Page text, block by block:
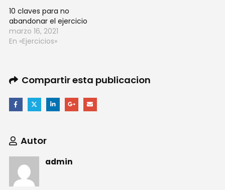
10 claves para no
abandonar el ejercicio
marzo 16, 2021
En «Ejercicios»
Compartir esta publicacion
Autor
admin